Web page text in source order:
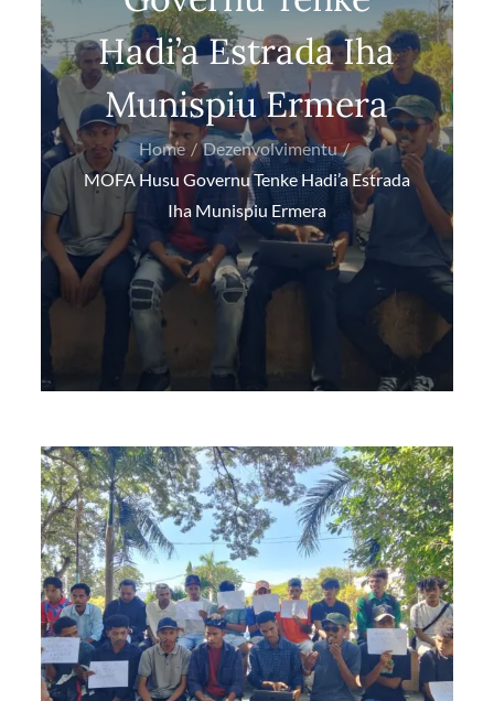
Hadi’a Estrada Iha
Munispiu Ermera
Home
Dezenvolvimentu
MOFA Husu Governu Tenke Hadi’a Estrada
Iha Munispiu Ermera